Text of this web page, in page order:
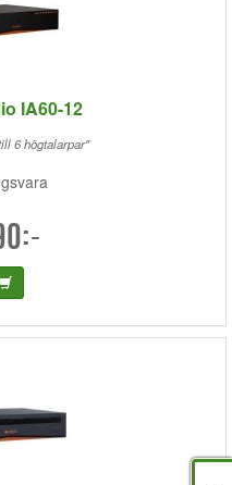
IA60-12
6 högtalarpar"